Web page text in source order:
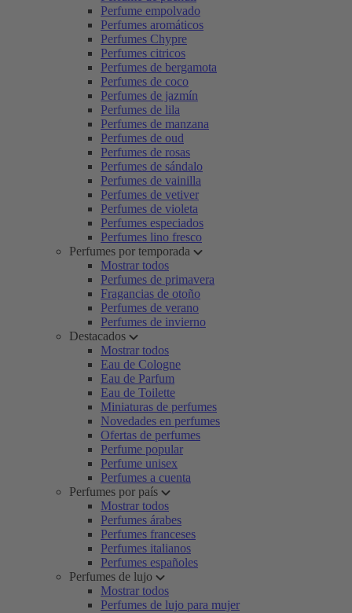
Perfume empolvado
Perfumes aromáticos
Perfumes Chypre
Perfumes citricos
Perfumes de bergamota
Perfumes de coco
Perfumes de jazmín
Perfumes de lila
Perfumes de manzana
Perfumes de oud
Perfumes de rosas
Perfumes de sándalo
Perfumes de vainilla
Perfumes de vetiver
Perfumes de violeta
Perfumes especiados
Perfumes lino fresco
Perfumes por temporada
Mostrar todos
Perfumes de primavera
Fragancias de otoño
Perfumes de verano
Perfumes de invierno
Destacados
Mostrar todos
Eau de Cologne
Eau de Parfum
Eau de Toilette
Miniaturas de perfumes
Novedades en perfumes
Ofertas de perfumes
Perfume popular
Perfume unisex
Perfumes a cuenta
Perfumes por país
Mostrar todos
Perfumes árabes
Perfumes franceses
Perfumes italianos
Perfumes españoles
Perfumes de lujo
Mostrar todos
Perfumes de lujo para mujer